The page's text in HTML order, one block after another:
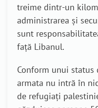
treime dintr-un
administrarea și
sunt
față Libanul.
Conform unui status
armata nu intră în
de refugiați